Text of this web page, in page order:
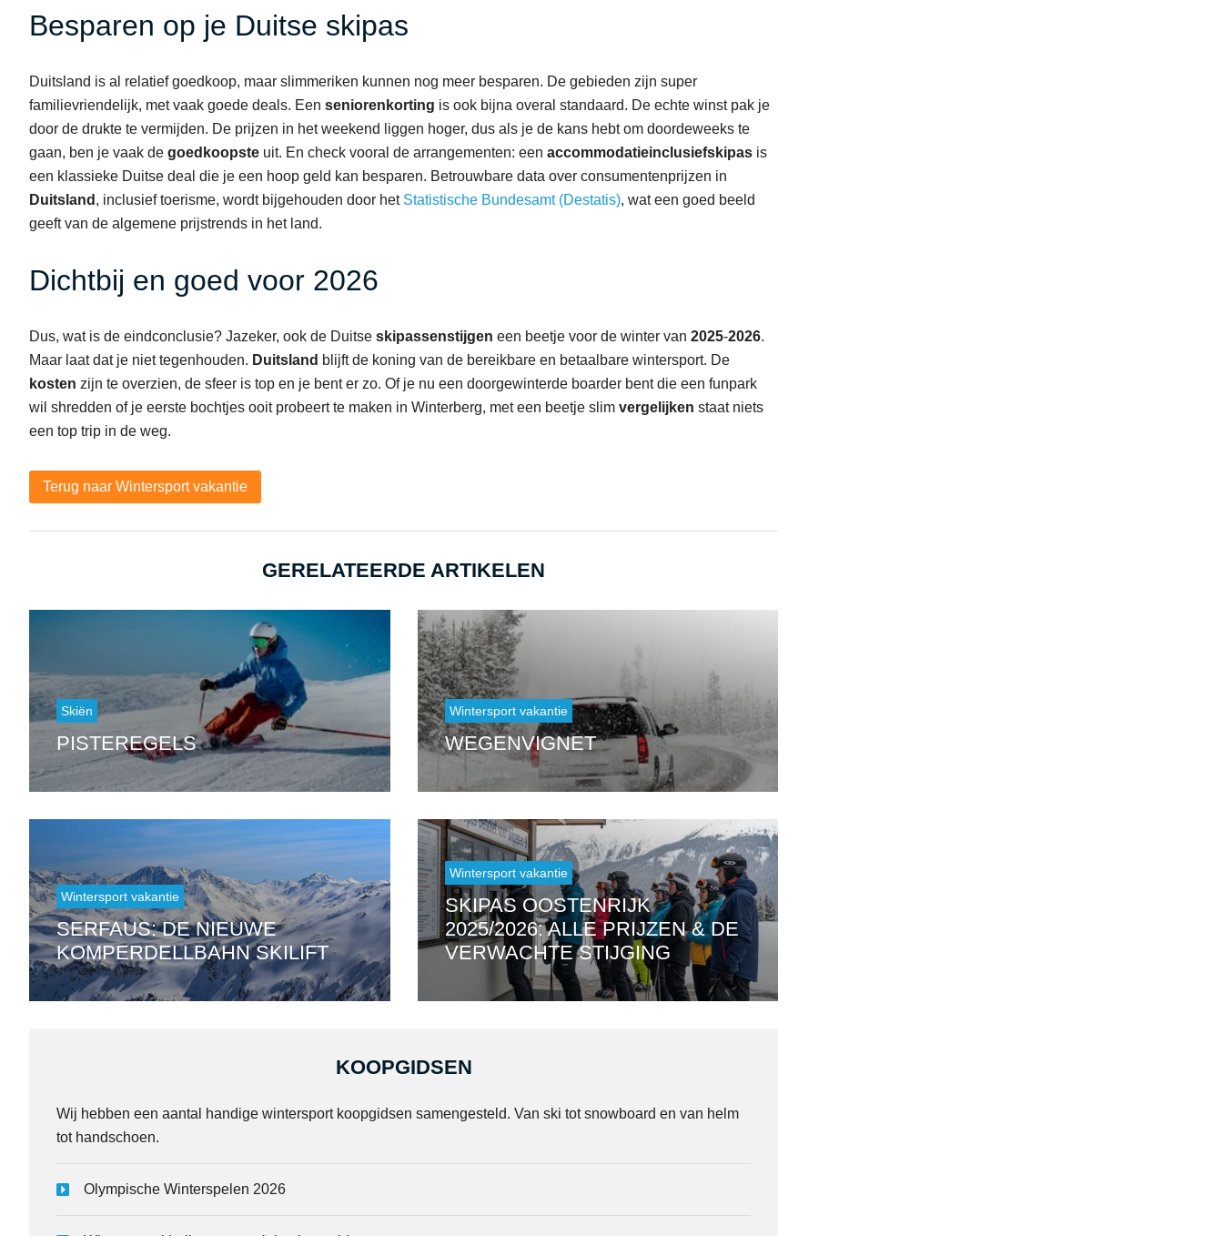
Besparen op je Duitse skipas
Duitsland is al relatief goedkoop, maar slimmeriken kunnen nog meer besparen. De gebieden zijn super
familievriendelijk, met vaak goede deals. Eenseniorenkorting is ook bijna overal standaard. De echte winst pak je
door de drukte te vermijden. De prijzen in het weekend liggen hoger, dus als je de kans hebt om doordeweeks te
gaan, ben je vaak degoedkoopste uit. En check vooral de arrangementen: eenaccommodatieinclusiefskipas is
een klassieke Duitse deal die je een hoop geld kan besparen. Betrouwbare data over consumentenprijzen in
Duitsland , inclusief toerisme, wordt bijgehouden door het Statistische Bundesamt (Destatis), wat een goed beeld
geeft van de algemene prijstrends in het land.
Dichtbij en goed voor 2026
Dus, wat is de eindconclusie? Jazeker, ook de Duitseskipassenstijgen een beetje voor de winter van2025-2026.
Maar laat dat je niet tegenhouden. Duitsland blijft de koning van de bereikbare en betaalbare wintersport. De
kosten zijn te overzien, de sfeer is top en je bent er zo. Of je nu een doorgewinterde boarder bent die een funpark
wil shredden of je eerste bochtjes ooit probeert te maken in Winterberg, met een beetje slimvergelijken staat niets
een top trip in de weg.
Terug naar Wintersport vakantie
GERELATEERDE ARTIKELEN
Skiën
PISTEREGELS
Wintersport vakantie
WEGENVIGNET
Wintersport vakantie
SERFAUS: DE NIEUWE
KOMPERDELLBAHN SKILIFT
Wintersport vakantie
SKIPAS OOSTENRIJK
2025/2026: ALLE PRIJZEN & DE
VERWACHTE STIJGING
KOOPGIDSEN
Wij hebben een aantal handige wintersport koopgidsen samengesteld. Van ski tot snowboard en van helm
tot handschoen.
Olympische Winterspelen 2026